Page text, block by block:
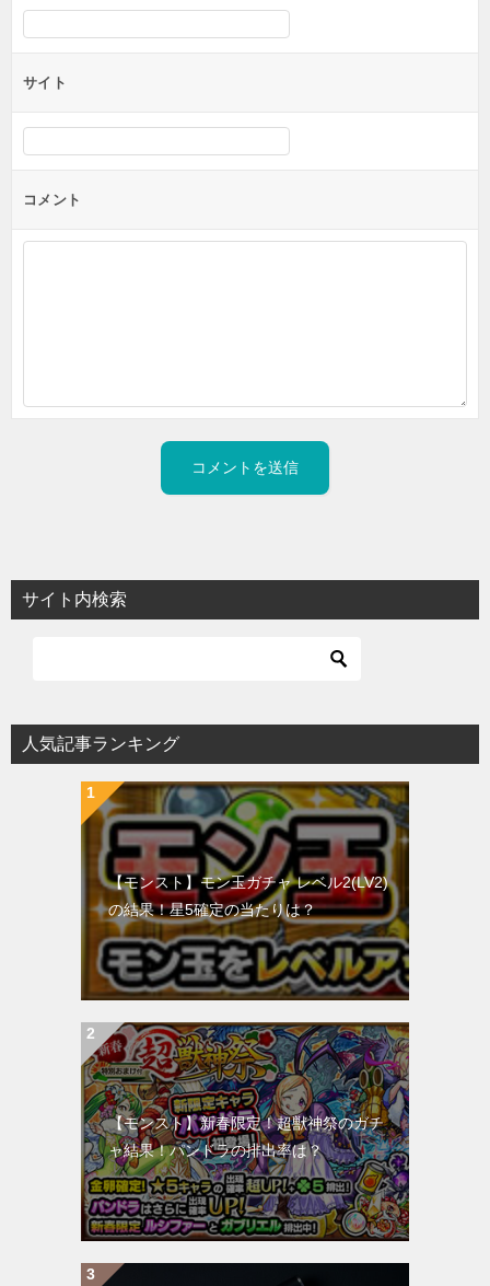
サイト
コメント
サイト内検索
人気記事ランキング
【モンスト】モン玉ガチャ レベル2(LV2)
の結果！星5確定の当たりは？
【モンスト】新春限定！超獣神祭のガチ
ャ結果！パンドラの排出率は？